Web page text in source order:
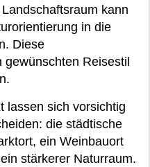
kann
in die
Diese
Reisestil
lassen sich vorsichtig
die städtische
ein Weinbauort
stärkerer Naturraum.